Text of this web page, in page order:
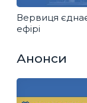
Вервиця
ефірі
Анонси